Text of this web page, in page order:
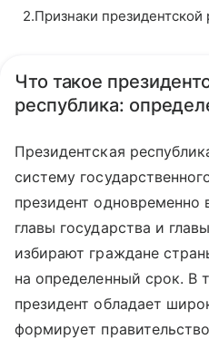
2.Признаки президентской
Что такое
республика:
Президентская
систему
президент одновременно
главы государства и
избирают граждане
на определенный срок. В
президент обладает
формирует